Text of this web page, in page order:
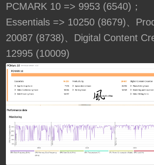
PCMARK 10 => 9953 (6540)；
Essentials => 10250 (8679)、
20087 (8738)、Digital Content
12995 (10009)